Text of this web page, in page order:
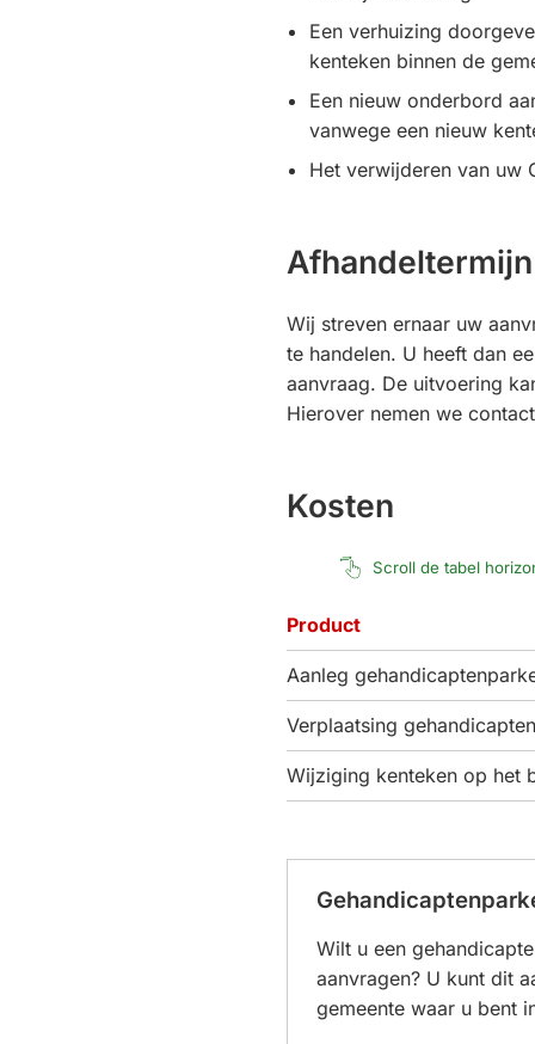
Een verhuizing
kenteken binnen de
Een nieuw onderbord
vanwege een nieuw
Het verwijderen van uw
Afhandeltermijn
Wij streven ernaar uw
te handelen. U heeft dan
aanvraag. De uitvoering
Hierover nemen we
Kosten
Scroll de tabel
Product
Aanleg
Verplaatsing
Wijziging kenteken op het
Wilt u een
aanvragen? U kunt dit
gemeente waar u bent